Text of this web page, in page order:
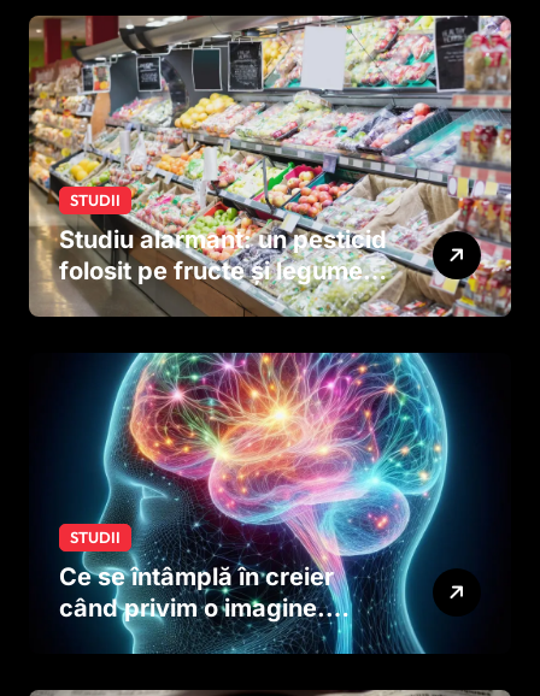
STUDII
Studiu alarmant: un pesticid
folosit pe fructe și legume
ar putea afecta dezvoltarea
dinainte de naștere
STUDII
Ce se întâmplă în creier
când privim o imagine.
Studiul care explică rolul